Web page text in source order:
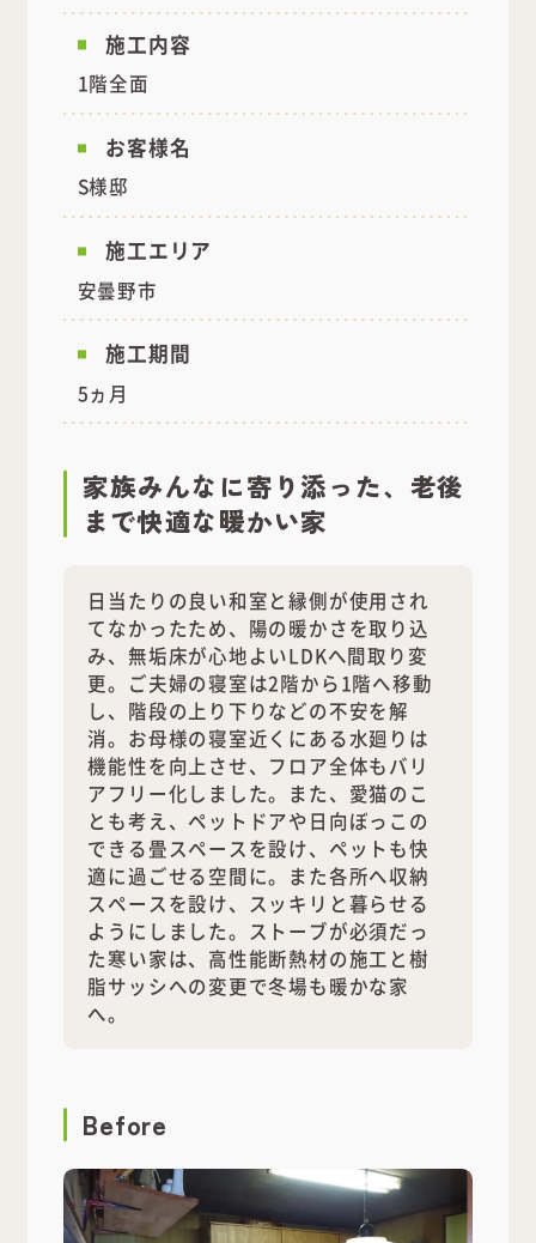
施工内容
1階全面
お客様名
S様邸
施工エリア
安曇野市
施工期間
5ヵ月
家族みんなに寄り添った、老後
まで快適な暖かい家
日当たりの良い和室と縁側が使用され
てなかったため、陽の暖かさを取り込
み、無垢床が心地よいLDKへ間取り変
更。ご夫婦の寝室は2階から1階へ移動
し、階段の上り下りなどの不安を解
消。お母様の寝室近くにある水廻りは
機能性を向上させ、フロア全体もバリ
アフリー化しました。また、愛猫のこ
とも考え、ペットドアや日向ぼっこの
できる畳スペースを設け、ペットも快
適に過ごせる空間に。また各所へ収納
スペースを設け、スッキリと暮らせる
ようにしました。ストーブが必須だっ
た寒い家は、高性能断熱材の施工と樹
脂サッシへの変更で冬場も暖かな家
へ。
Before